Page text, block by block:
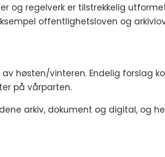
og regelverk er tilstrekkelig
offentlighetsloven og
høsten/vinteren. Endelig forslag
på vårparten.
arkiv, dokument og digital, og